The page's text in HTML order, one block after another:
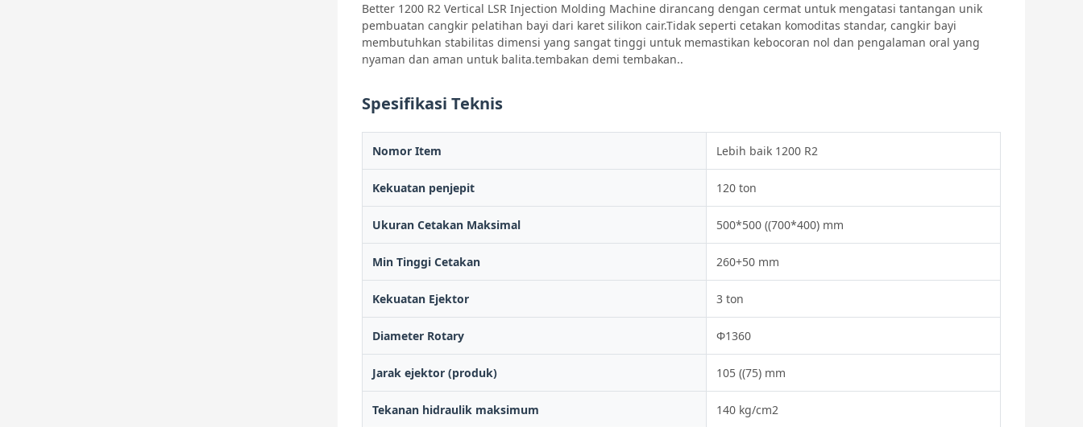
Better 1200 R2 Vertical LSR Injection Molding Machine dirancang dengan cermat untuk mengatasi tantangan unik
pembuatan cangkir pelatihan bayi dari karet silikon cair.Tidak seperti cetakan komoditas standar, cangkir bayi
membutuhkan stabilitas dimensi yang sangat tinggi untuk memastikan kebocoran nol dan pengalaman oral yang
nyaman dan aman untuk balita.tembakan demi tembakan..
Spesifikasi Teknis
Nomor Item Lebih baik 1200 R2
Kekuatan penjepit 120 ton
Ukuran Cetakan Maksimal 500*500 ((700*400) mm
Min Tinggi Cetakan 260+50 mm
Kekuatan Ejektor 3 ton
Diameter Rotary Φ1360
Jarak ejektor (produk) 105 ((75) mm
Tekanan hidraulik maksimum 140 kg/cm2